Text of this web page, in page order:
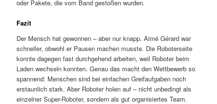
oder Pakete, die vom Band gestoßen wurden.
Fazit
Der Mensch hat gewonnen – aber nur knapp. Aimé Gérard war
schneller, obwohl er Pausen machen musste. Die Roboterseite
konnte dagegen fast durchgehend arbeiten, weil Roboter beim
Laden wechseln konnten. Genau das macht den Wettbewerb so
spannend: Menschen sind bei einfachen Greifaufgaben noch
erstaunlich stark. Aber Roboter holen auf – nicht unbedingt als
einzelner Super-Roboter, sondern als gut organisiertes Team.